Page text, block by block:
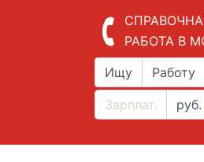
РАБОТА В
Ищу
руб.